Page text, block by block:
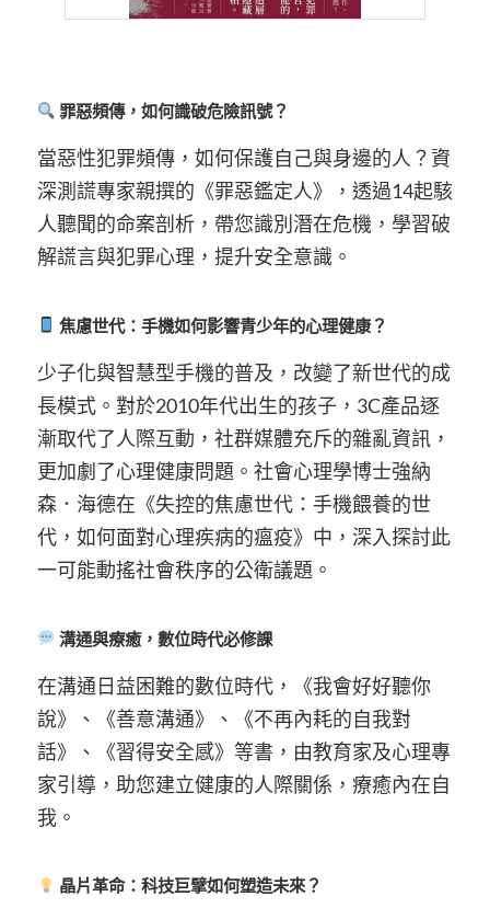
罪惡頻傳，如何識破危險訊號？
當惡性犯罪頻傳，如何保護自己與身邊的人？資
深測謊專家親撰的《罪惡鑑定人》，透過14起駭
人聽聞的命案剖析，帶您識別潛在危機，學習破
解謊言與犯罪心理，提升安全意識。
焦慮世代：手機如何影響青少年的心理健康？
少子化與智慧型手機的普及，改變了新世代的成
長模式。對於2010年代出生的孩子，3C產品逐
漸取代了人際互動，社群媒體充斥的雜亂資訊，
更加劇了心理健康問題。社會心理學博士強納
森．海德在《失控的焦慮世代：手機餵養的世
代，如何面對心理疾病的瘟疫》中，深入探討此
一可能動搖社會秩序的公衛議題。
溝通與療癒，數位時代必修課
在溝通日益困難的數位時代，《我會好好聽你
說》、《善意溝通》、《不再內耗的自我對
話》、《習得安全感》等書，由教育家及心理專
家引導，助您建立健康的人際關係，療癒內在自
我。
晶片革命：科技巨擘如何塑造未來？